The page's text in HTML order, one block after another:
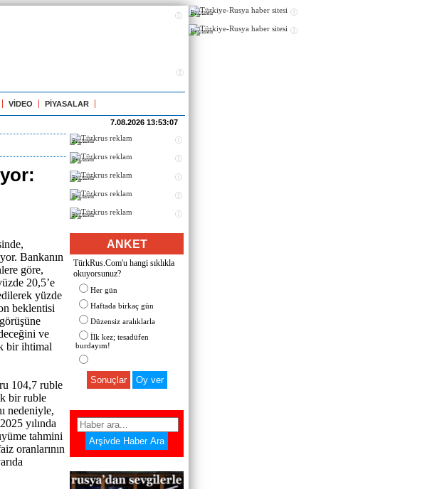
VİDEO PİYASALAR
7.08.2026 13:53:07
Bankanın
göre,
20,5’e
yüzde
beklentisi
ve
bir ihtimal
104,7 ruble
bir ruble
nedeniyle,
yılında
tahmini
oranlarının
Реклама
Реклама
Реклама
Реклама
Реклама
ANKET
TürkRus.Com'u hangi sıklıkla
okuyorsunuz?
Her gün
Haftada birkaç gün
Düzensiz aralıklarla
İlk kez; tesadüfen
burdayım!
Sonuçlar
Реклама
Реклама